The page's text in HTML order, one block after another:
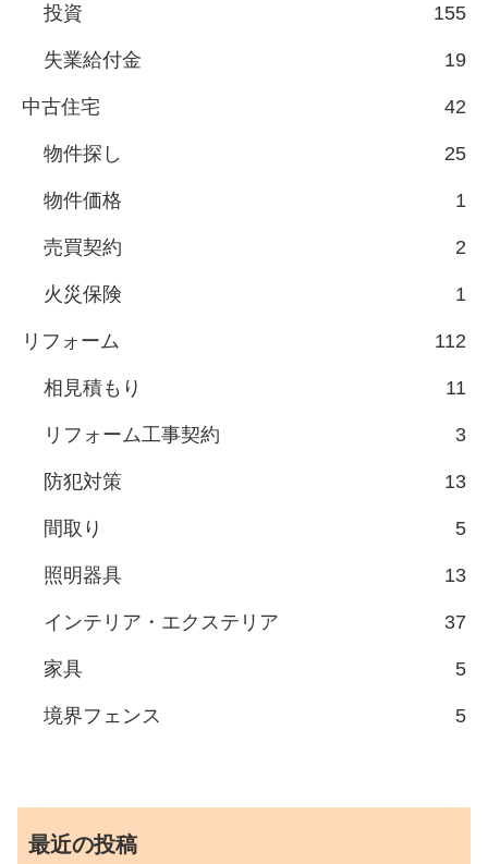
投資 155
失業給付金 19
中古住宅 42
物件探し 25
物件価格 1
売買契約 2
火災保険 1
リフォーム 112
相見積もり 11
リフォーム工事契約 3
防犯対策 13
間取り 5
照明器具 13
インテリア・エクステリア 37
家具 5
境界フェンス 5
最近の投稿